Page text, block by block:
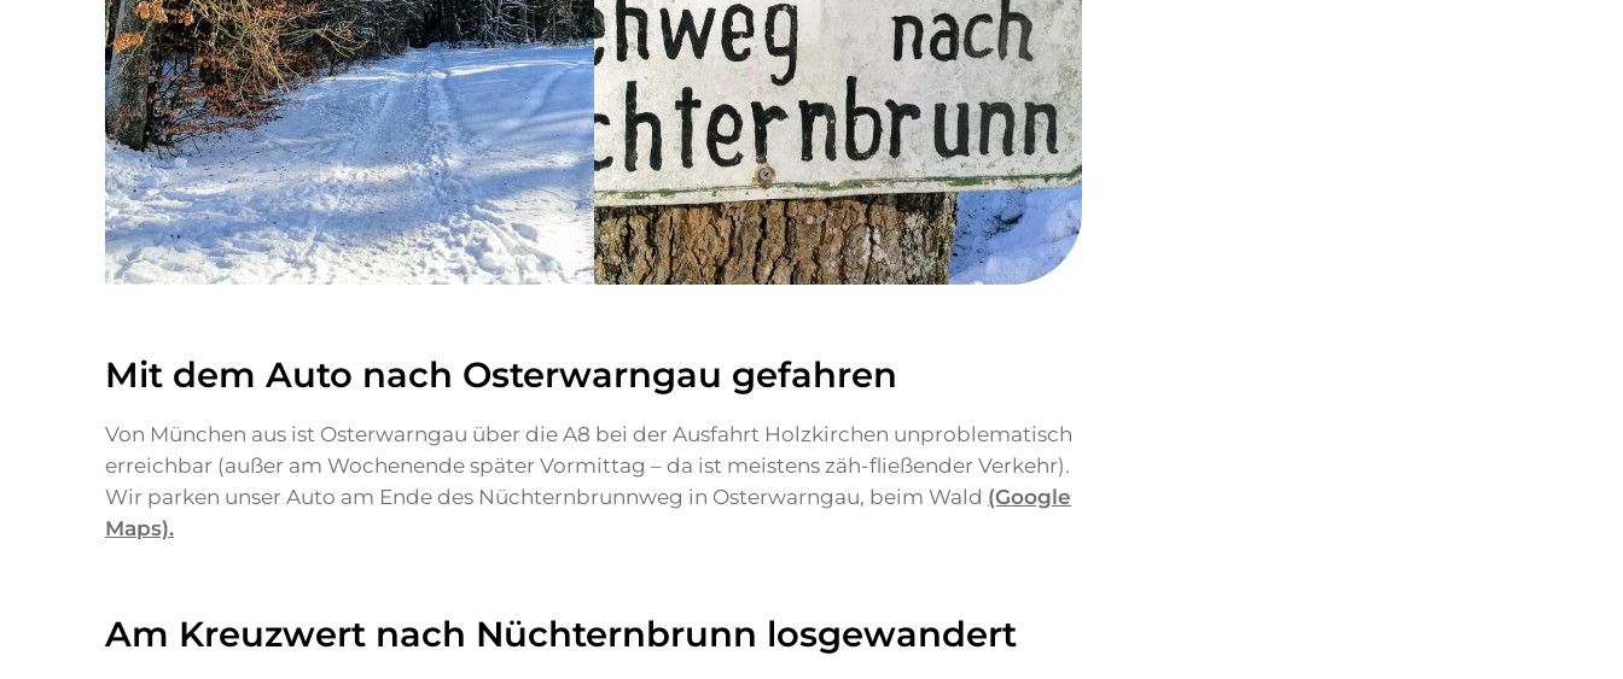
Mit dem Auto nach Osterwarngau gefahren
Von München aus ist Osterwarngau über die A8 bei der Ausfahrt Holzkirchen unproblematisch
erreichbar (außer am Wochenende später Vormittag – da ist meistens zäh-fließender Verkehr).
Wir parken unser Auto am Ende des Nüchternbrunnweg in Osterwarngau, beim Wald (Google
Maps).
Am Kreuzwert nach Nüchternbrunn losgewandert